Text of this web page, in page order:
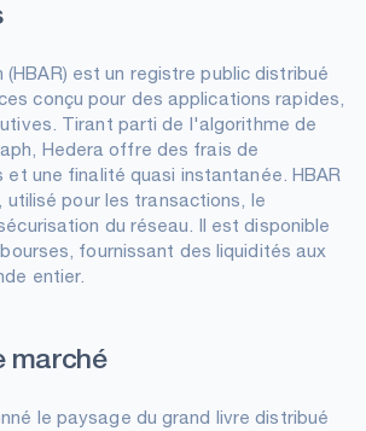
(HBAR) est un registre public distribué
conçu pour des applications rapides,
Tirant parti de l'algorithme de
Hedera offre des frais de
une finalité quasi instantanée. HBAR
pour les transactions, le
du réseau. Il est disponible
fournissant des liquidités aux
entier.
marché
le paysage du grand livre distribué